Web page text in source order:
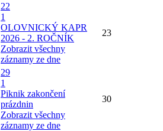
22
1
OLOVNICKÝ KAPR
2026 - 2. ROČNÍK
Zobrazit všechny
záznamy ze dne
23
29
1
Piknik zakončení
prázdnin
Zobrazit všechny
záznamy ze dne
30